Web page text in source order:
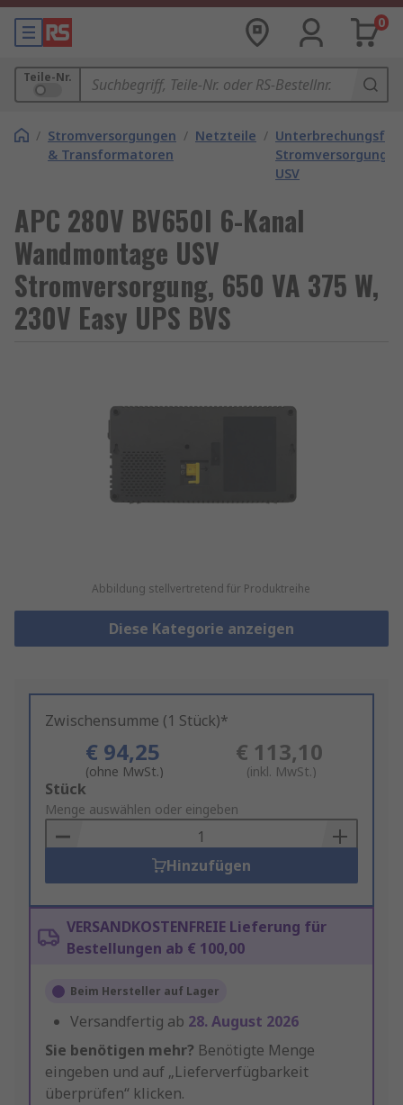
0
Teile-Nr.
/ Stromversorgungen
& Transformatoren
/ Netzteile /
Stromversorgungen
USV
APC 280V BV650I 6-Kanal
Wandmontage USV
Stromversorgung, 650 VA 375 W,
230V Easy UPS BVS
Abbildung stellvertretend für Produktreihe
Diese Kategorie anzeigen
Zwischensumme (1 Stück)*
€ 94,25
(ohne MwSt.)
€ 113,10
(inkl. MwSt.)
Add
to
Basket
Stück
Menge auswählen oder eingeben
Hinzufügen
VERSANDKOSTENFREIE Lieferung für
Bestellungen ab € 100,00
Beim Hersteller auf Lager
Versandfertig ab 28. August 2026
Sie benötigen mehr? Benötigte Menge
eingeben und auf „Lieferverfügbarkeit
überprüfen“ klicken.